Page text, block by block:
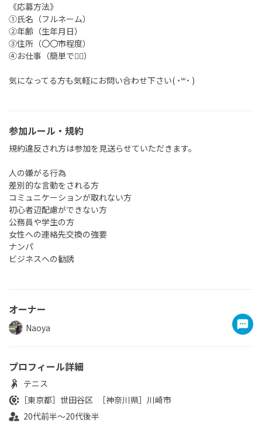
《応募方法》
①氏名（フルネーム）
②年齢（生年月日）
③住所（〇〇市程度）
④お仕事（簡単で🙆‍♀️）
気になってる方も気軽にお問い合わせ下さい( ˙꒳​˙ )
参加ルール・規約
規約違反され方は参加を見送らせていただきます。
人の嫌がる行為
差別的な言動をされる方
コミュニケーションが取れない方
初心者辺配慮ができない方
公務員や学生の方
女性への連絡先交換の強要
ナンパ
ビジネスへの勧誘
オーナー
Naoya
プロフィール詳細
テニス
［東京都］ 世田谷区 ［神奈川県］ 川崎市
20代前半～20代後半